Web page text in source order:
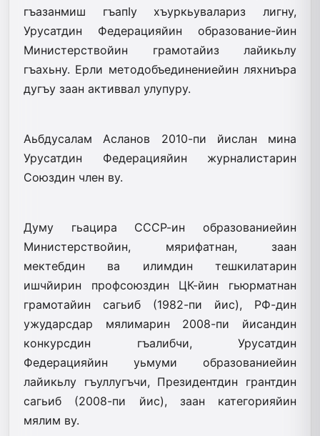
гъазанмиш гъапIу хъуркьувалариз лигну,
Урусатдин Федерацияйин образование-йин
Министерствойин грамотайиз лайикьлу
гъахьну. Ерли методобъединениейин ляхниъра
дугъу заан активвал улупуру.
Аьбдусалам Асланов 2010-пи йислан мина
Урусатдин Федерацияйин журналистарин
Союздин член ву.
Думу гьацира СССР-ин образованиейин
Министерствойин, мярифатнан, заан
мектебдин ва илимдин тешкилатарин
ишчйирин профсоюздин ЦК-йин гьюрматнан
грамотайин сагьиб (1982-пи йис), РФ-дин
ужударсдар мялимарин 2008-пи йисандин
конкурсдин гъалибчи, Урусатдин
Федерацияйин уьмуми образованиейин
лайикьлу гъуллугъчи, Президентдин грантдин
сагьиб (2008-пи йис), заан категорияйин
мялим ву.